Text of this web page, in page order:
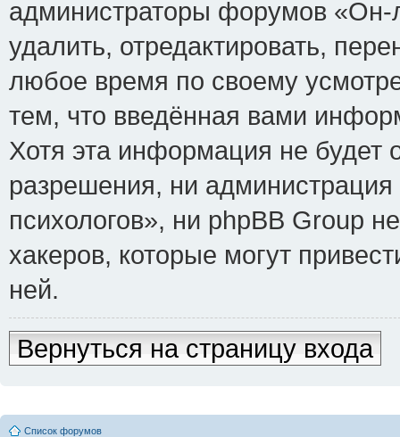
администраторы форумов
удалить, отредактировать,
любое время по своему
тем, что введённая вами
Хотя эта информация не будет
разрешения, ни
психологов», ни phpBB Group
хакеров, которые могут
ней.
Вернуться на страницу входа
Список форумов